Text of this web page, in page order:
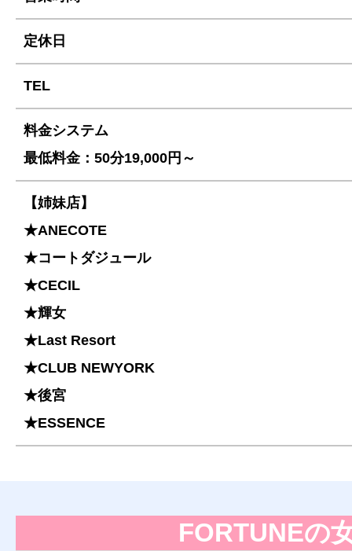
定休日
TEL
料金システム
最低料金：50分19,000円～
【姉妹店】
★ANECOTE
★コートダジュール
★CECIL
★輝女
★Last Resort
★CLUB NEWYORK
★後宮
★ESSENCE
FORTUNEの